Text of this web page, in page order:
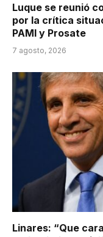
Luque se reunió
por la crítica
PAMI y Prosate
7 agosto, 2026
Linares: “Que